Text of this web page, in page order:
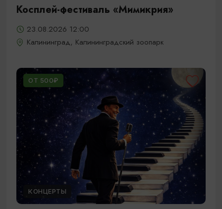
Косплей-фестиваль «Мимикрия»
23.08.2026 12:00
Калининград, Калининградский зоопарк
ОТ 500₽
КОНЦЕРТЫ